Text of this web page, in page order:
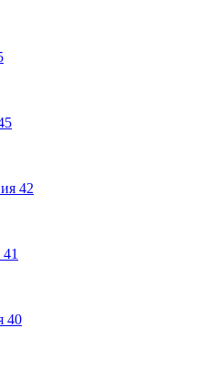
42
41
40